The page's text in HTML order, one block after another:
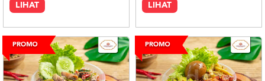
LIHAT LIHAT